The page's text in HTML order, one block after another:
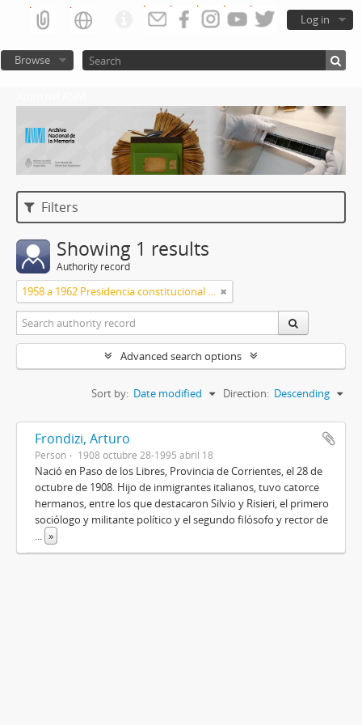
Log in
Browse
Filters
Showing 1 results
Authority record
1958 a 1962 Presidencia constitucional de Arturo Frondizi
Advanced search options
Sort by: Date modified Direction: Descending
Frondizi, Arturo
Person 1908 octubre 28-1995 abril 18
Nació en Paso de los Libres, Provincia de Corrientes, el 28 de
octubre de 1908. Hijo de inmigrantes italianos, tuvo catorce
hermanos, entre los que destacaron Silvio y Risieri, el primero
sociólogo y militante político y el segundo filósofo y rector de
... »